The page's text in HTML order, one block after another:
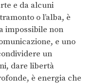
e da alcuni
o l’alba, è
impossibile non
e uno
un
dare libertà
è energia che